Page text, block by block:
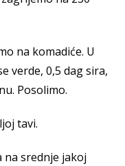
na komadiće. U
verde, 0,5 dag sira,
Posolimo.
tavi.
srednje jakoj